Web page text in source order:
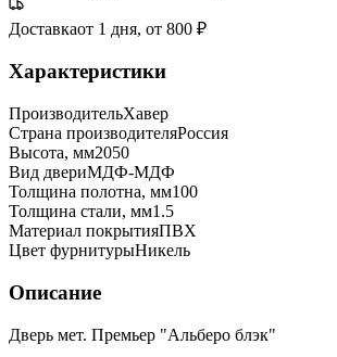
Доставкаот 1 дня, от 800 ₽
Характеристики
ПроизводительХавер
Страна производителяРоссия
Высота, мм2050
Вид двериМДФ-МДФ
Толщина полотна, мм100
Толщина стали, мм1.5
Материал покрытияПВХ
Цвет фурнитурыНикель
Описание
Дверь мет. Премьер "Альберо блэк"